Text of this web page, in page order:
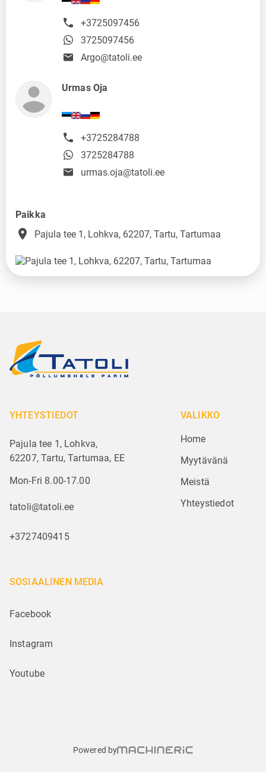
+3725097456
3725097456
Argo@tatoli.ee
Urmas Oja
+3725284788
3725284788
urmas.oja@tatoli.ee
Paikka
place Pajula tee 1, Lohkva, 62207, Tartu, Tartumaa
YHTEYSTIEDOT
Pajula tee 1, Lohkva,
62207, Tartu, Tartumaa, EE
Mon-Fri 8.00-17.00
tatoli@tatoli.ee
+3727409415
VALIKKO
Home
Myytävänä
Meistä
Yhteystiedot
SOSIAALINEN MEDIA
Facebook
Instagram
Youtube
Powered by